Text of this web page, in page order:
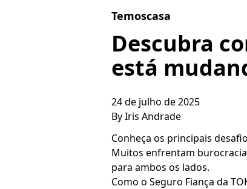
Temoscasa
Descubra
está
24 de julho de 2025
ByIris Andrade
Conheça os principais
Muitos enfrentam
para ambos os lados.
Como o Seguro Fiança da